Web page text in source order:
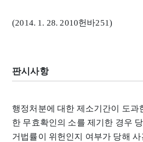
(2014. 1. 28. 2010헌바251)
판시사항
행정처분에 대한 제소기간이 도과
한 무효확인의 소를 제기한 경우
거법률이 위헌인지 여부가 당해